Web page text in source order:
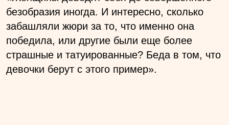
безобразия иногда. И интересно, сколько
забашляли жюри за то, что именно она
победила, или другие были еще более
страшные и татуированные? Беда в том, что
девочки берут с этого пример».